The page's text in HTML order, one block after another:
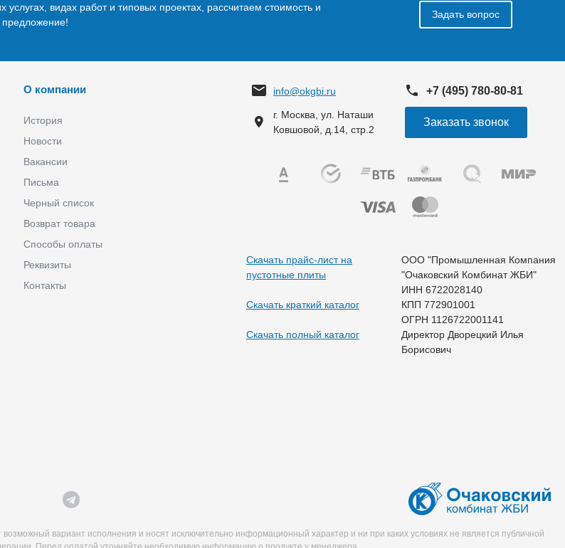
видах работ и типовых проектах, рассчитаем стоимость и
предложение!
Задать вопрос
О компании
История
Новости
Вакансии
Письма
Черный список
Возврат товара
Способы оплаты
Реквизиты
Контакты
info@okgbi.ru +7 (495) 780-80-81
г. Москва, ул. Наташи
Ковшовой, д.14, стр.2
Заказать звонок
Скачать прайс-лист на
пустотные плиты
Скачать краткий каталог
Скачать полный каталог
ООО "Промышленная Компания
"Очаковский Комбинат ЖБИ"
ИНН 6722028140
КПП 772901001
ОГРН 1126722001141
Директор Дворецкий Илья
Борисович
вариант исполнения и носят исключительно информационный характер и ни при каких условиях не является публичной